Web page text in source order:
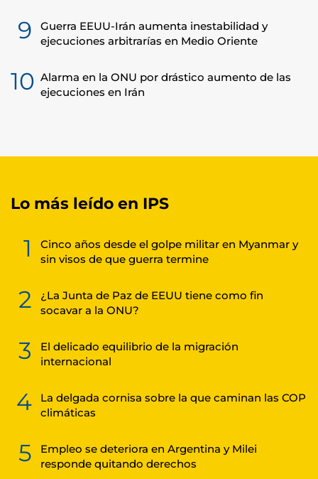
9
Guerra EEUU-Irán aumenta inestabilidad y
ejecuciones arbitrarías en Medio Oriente
10 Alarma en la ONU por drástico aumento de las
ejecuciones en Irán
Lo más leído en IPS
1
Cinco años desde el golpe militar en Myanmar y
sin visos de que guerra termine
2
¿La Junta de Paz de EEUU tiene como fin
socavar a la ONU?
3
El delicado equilibrio de la migración
internacional
4
La delgada cornisa sobre la que caminan las COP
climáticas
5
Empleo se deteriora en Argentina y Milei
responde quitando derechos